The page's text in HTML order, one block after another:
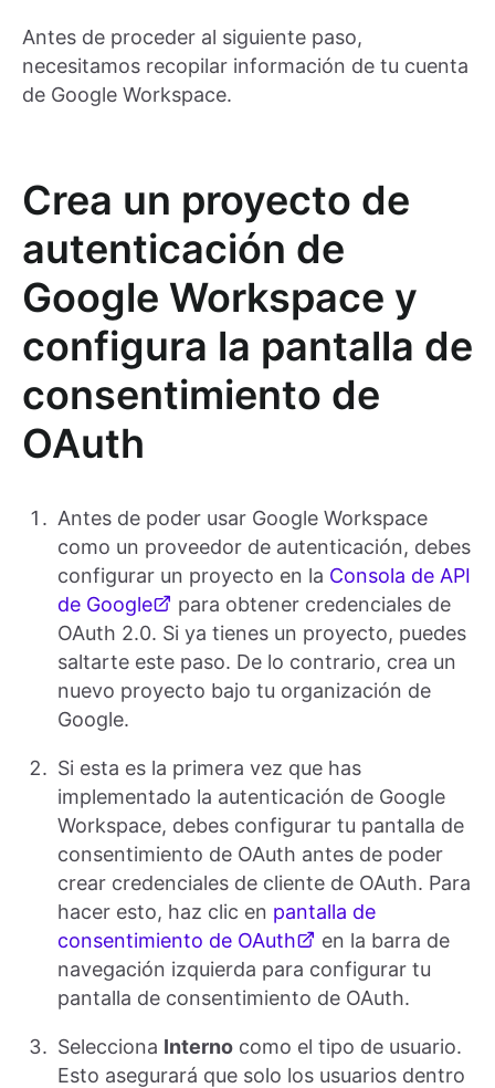
Antes de proceder al siguiente paso,
necesitamos recopilar información de tu cuenta
de Google Workspace.
Crea un proyecto de
autenticación de
Google Workspace y
configura la pantalla de
consentimiento de
OAuth
Antes de poder usar Google Workspace
como un proveedor de autenticación, debes
configurar un proyecto en la Consola de API
de Google
para obtener credenciales de
OAuth 2.0. Si ya tienes un proyecto, puedes
saltarte este paso. De lo contrario, crea un
nuevo proyecto bajo tu organización de
Google.
Si esta es la primera vez que has
implementado la autenticación de Google
Workspace, debes configurar tu pantalla de
consentimiento de OAuth antes de poder
crear credenciales de cliente de OAuth. Para
hacer esto, haz clic en pantalla de
consentimiento de OAuth
en la barra de
navegación izquierda para configurar tu
pantalla de consentimiento de OAuth.
Selecciona Interno como el tipo de usuario.
Esto asegurará que solo los usuarios dentro